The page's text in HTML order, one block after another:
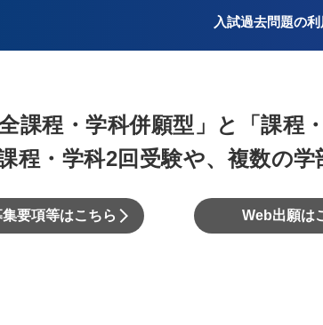
入試過去問題の
全課程・学科併願型」と
「課程
程・学科2回受験や、複数の学
要項等はこちら Web出願は